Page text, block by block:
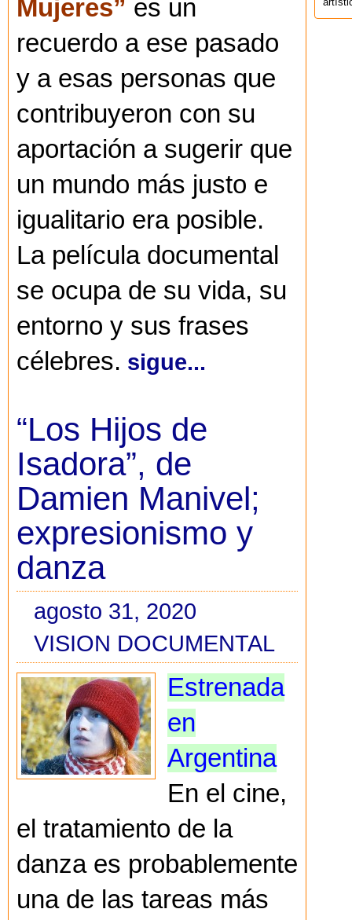
Mujeres” es un
recuerdo a ese pasado
y a esas personas que
contribuyeron con su
aportación a sugerir que
un mundo más justo e
igualitario era posible.
La película documental
se ocupa de su vida, su
entorno y sus frases
célebres. sigue...
“Los Hijos de
Isadora”, de
Damien Manivel;
expresionismo y
danza
agosto 31, 2020
VISION DOCUMENTAL
Estrenada
en
Argentina
En el cine,
el tratamiento de la
danza es probablemente
una de las tareas más